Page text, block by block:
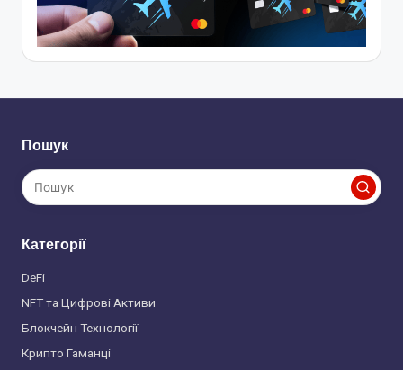
Пошук
Категорії
DeFi
NFT та Цифрові Активи
Блокчейн Технології
Крипто Гаманці